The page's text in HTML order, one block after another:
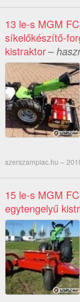
13 le-s MGM
síkelőkészítő-
kistraktor–
szerszampiac.hu –
15 le-s MGM
egytengelyű